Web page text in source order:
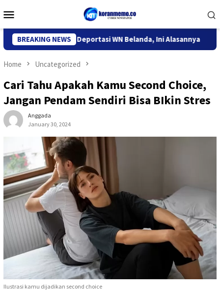
to
Menu
BREAKING NEWS
Kediri Deportasi WN Belanda, Ini Alasannya 9
Home Uncategorized
Cari Tahu Apakah Kamu Second Choice,
Jangan Pendam Sendiri Bisa BIkin Stres
Anggada
January 30, 2024
Ilustrasi kamu dijadikan second choice